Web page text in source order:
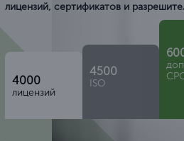
лицензий, сертификатов и
4000
лицензий
4500
ISO